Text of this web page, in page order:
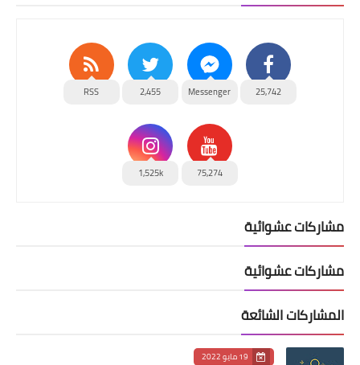
25,742
Messenger
2,455
RSS
75,274
1,525k
مشاركات عشوائية
مشاركات عشوائية
المشاركات الشائعة
19 مايو 2022